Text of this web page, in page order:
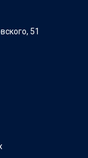
51